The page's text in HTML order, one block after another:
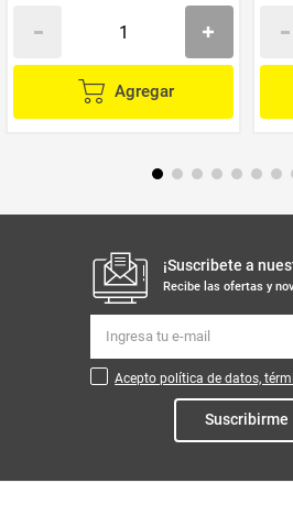
Agregar
¡Suscribete a
Recibe las ofertas y
Acepto política de datos,
Suscribirme